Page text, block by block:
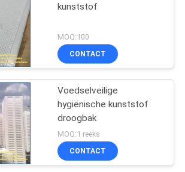
kunststof
MOQ:100
CONTACT
Voedselveilige
hygiënische kunststof
droogbak
MOQ:1 reeks
CONTACT